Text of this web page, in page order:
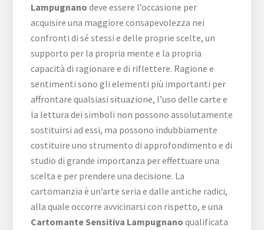
Lampugnano deve essere l’occasione per
acquisire una maggiore consapevolezza nei
confronti di sé stessi e delle proprie scelte, un
supporto per la propria mente e la propria
capacità di ragionare e di riflettere. Ragione e
sentimenti sono gli elementi più importanti per
affrontare qualsiasi situazione, l’uso delle carte e
la lettura dei simboli non possono assolutamente
sostituirsi ad essi, ma possono indubbiamente
costituire uno strumento di approfondimento e di
studio di grande importanza per effettuare una
scelta e per prendere una decisione. La
cartomanzia è un’arte seria e dalle antiche radici,
alla quale occorre avvicinarsi con rispetto, e una
Cartomante Sensitiva Lampugnano qualificata